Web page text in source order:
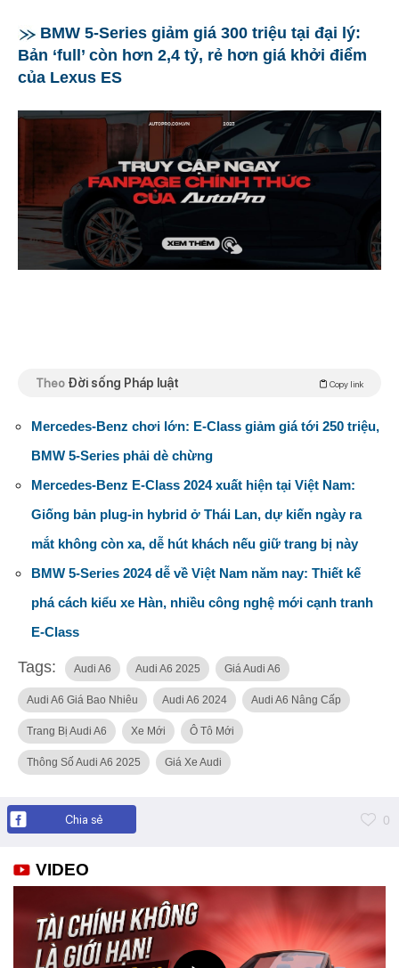
BMW 5-Series giảm giá 300 triệu tại đại lý:
Bản ‘full’ còn hơn 2,4 tỷ, rẻ hơn giá khởi điểm
của Lexus ES
Theo Đời sống Pháp luật Copy link
Mercedes-Benz chơi lớn: E-Class giảm giá tới 250 triệu,
BMW 5-Series phải dè chừng
Mercedes-Benz E-Class 2024 xuất hiện tại Việt Nam:
Giống bản plug-in hybrid ở Thái Lan, dự kiến ngày ra
mắt không còn xa, dễ hút khách nếu giữ trang bị này
BMW 5-Series 2024 dễ về Việt Nam năm nay: Thiết kế
phá cách kiểu xe Hàn, nhiều công nghệ mới cạnh tranh
E-Class
Tags: Audi A6 Audi A6 2025 Giá Audi A6
Audi A6 Giá Bao Nhiêu Audi A6 2024 Audi A6 Nâng Cấp
Trang Bị Audi A6 Xe Mới Ô Tô Mới
Thông Số Audi A6 2025 Giá Xe Audi
Chia sẻ 0
VIDEO